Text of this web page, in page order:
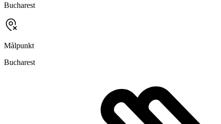
Bucharest
Målpunkt
Bucharest